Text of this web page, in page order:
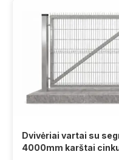
Dvivėriai vartai su
4000mm karštai